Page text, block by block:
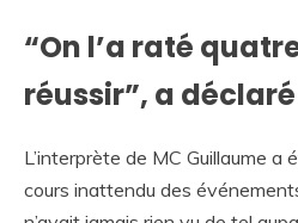
“On l’a raté
réussir”, a
L’interprète de MC Guillaume a
cours inattendu des événements